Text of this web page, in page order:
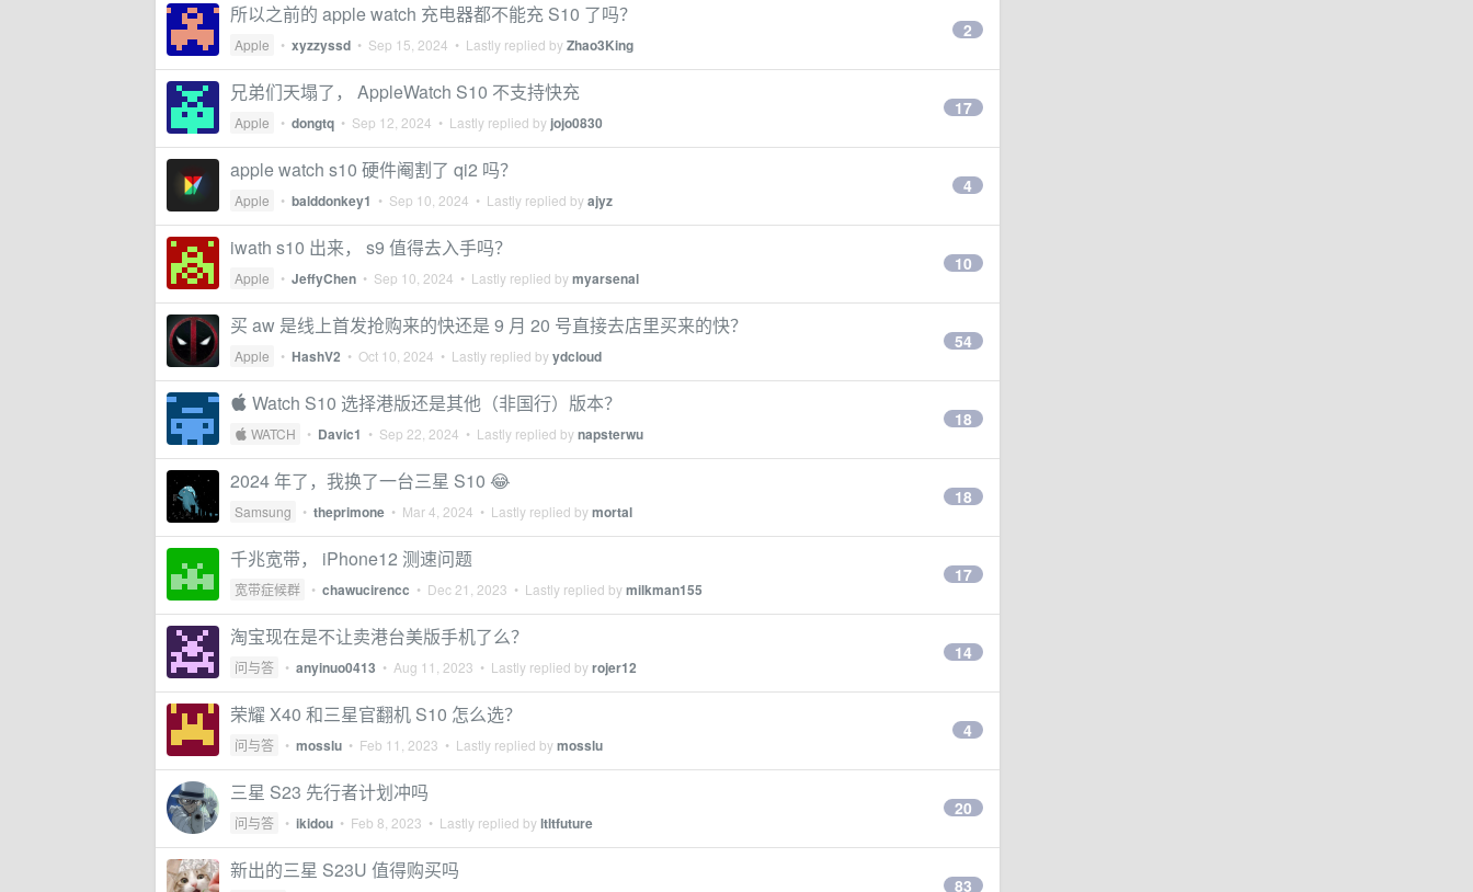
所以之前的 apple watch 充电器都不能充 S10 了吗？
Apple • xyzzyssd • Sep 15, 2024 • Lastly replied byZhao3King
2
兄弟们天塌了， AppleWatch S10 不支持快充
Apple • dongtq • Sep 12, 2024 • Lastly replied by jojo0830
17
apple watch s10 硬件阉割了 qi2 吗？
Apple • balddonkey1 • Sep 10, 2024 • Lastly replied byajyz
4
iwath s10 出来， s9 值得去入手吗？
Apple • JeffyChen • Sep 10, 2024 • Lastly replied bymyarsenal
10
买 aw 是线上首发抢购来的快还是 9 月 20 号直接去店里买来的快？
Apple • HashV2 • Oct 10, 2024 • Lastly replied byydcloud
54
 Watch S10 选择港版还是其他（非国行）版本？
 WATCH • Davic1 • Sep 22, 2024 • Lastly replied bynapsterwu
18
2024 年了，我换了一台三星 S10 😂
Samsung • theprimone • Mar 4, 2024 • Lastly replied bymortal
18
千兆宽带， iPhone12 测速问题
宽带症候群 • chawucirencc • Dec 21, 2023 • Lastly replied bymilkman155
17
淘宝现在是不让卖港台美版手机了么？
问与答 • anyinuo0413 • Aug 11, 2023 • Lastly replied byrojer12
14
荣耀 X40 和三星官翻机 S10 怎么选？
问与答 • mosslu • Feb 11, 2023 • Lastly replied bymosslu
4
三星 S23 先行者计划冲吗
问与答 • ikidou • Feb 8, 2023 • Lastly replied byltltfuture
20
新出的三星 S23U 值得购买吗
83